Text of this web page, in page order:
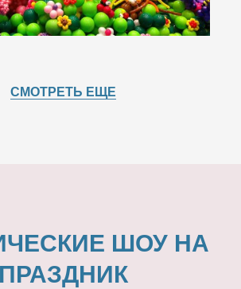
СМОТРЕТЬ ЕЩЕ
ШОУ НА
ПРАЗДНИК